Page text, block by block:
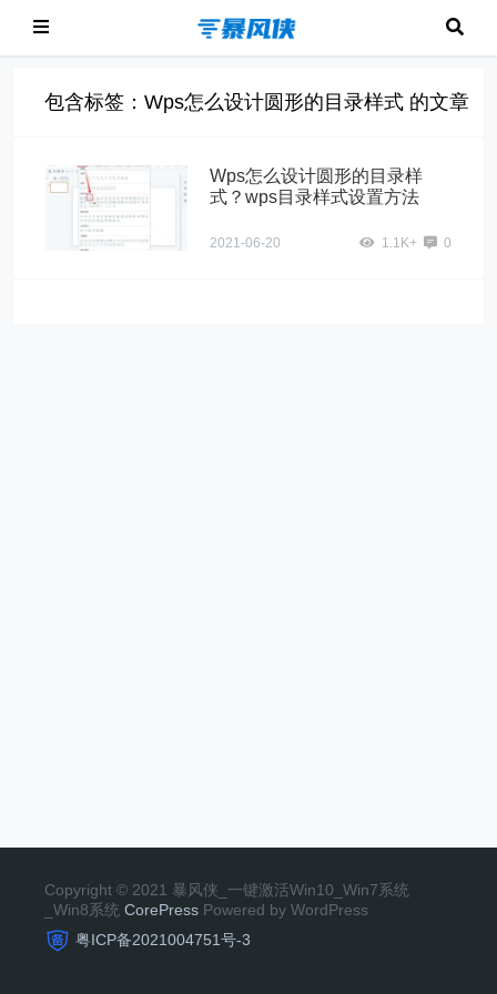
包含标签：Wps怎么设计圆形的目录样式 的文章
Wps怎么设计圆形的目录样
式？wps目录样式设置方法
2021-06-20 1.1K+ 0
Copyright © 2021 暴风侠_一键激活Win10_Win7系统
_Win8系统 CorePress Powered by WordPress
粤ICP备2021004751号-3